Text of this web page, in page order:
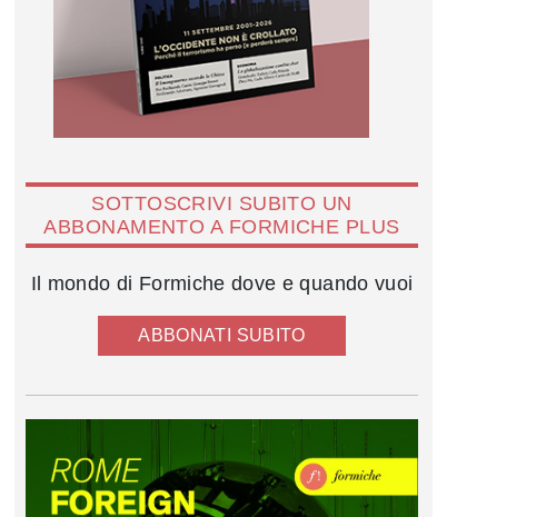
SOTTOSCRIVI SUBITO UN
ABBONAMENTO A FORMICHE PLUS
Il mondo di Formiche dove e quando vuoi
ABBONATI SUBITO